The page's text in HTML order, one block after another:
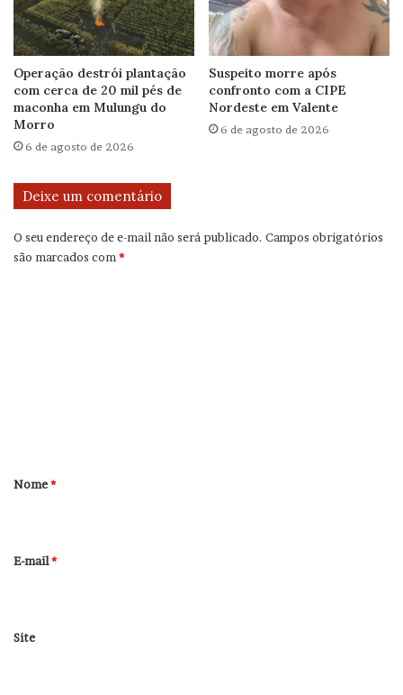
Operação destrói plantação
com cerca de 20 mil pés de
maconha em Mulungu do
Morro
6 de agosto de 2026
Suspeito morre após
confronto com a CIPE
Nordeste em Valente
6 de agosto de 2026
Deixe um comentário
O seu endereço de e-mail não será publicado. Campos obrigatórios
são marcados com *
r
*
Nome*
E-mail*
Site